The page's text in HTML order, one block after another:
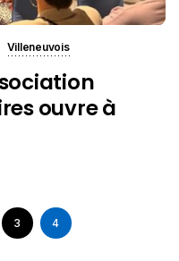
Villeneuvois
ouvre à
3 4